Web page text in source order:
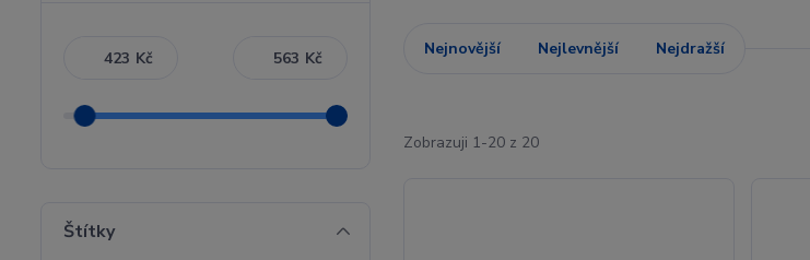
Nejnovější Nejlevnější Nejdražší
Zobrazuji 1-20 z 20
Kč Kč
Štítky